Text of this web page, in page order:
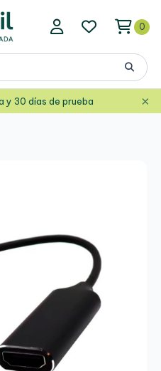
0
y 30 días de prueba ×